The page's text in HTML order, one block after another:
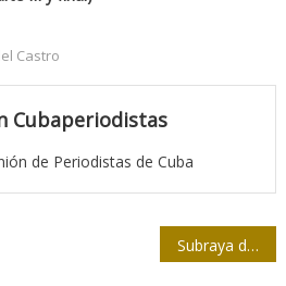
Castro
Cubaperiodistas
de Periodistas de Cuba
Subraya diplomático fracaso de la oposición en Venezuela